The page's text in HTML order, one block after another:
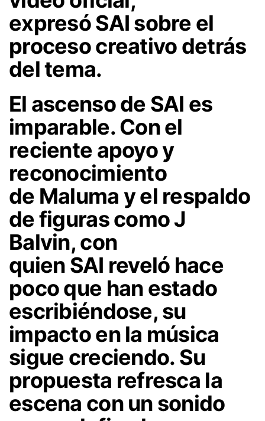
expresóSAI sobre el
proceso creativo detrás
del tema.
El ascenso de SAI es
imparable. Con el
reciente apoyo y
reconocimiento
de Maluma y el respaldo
de figuras comoJ
Balvin, con
quien SAI reveló hace
poco que han estado
escribiéndose, su
impacto en la música
sigue creciendo. Su
propuesta refresca la
escena con un sonido